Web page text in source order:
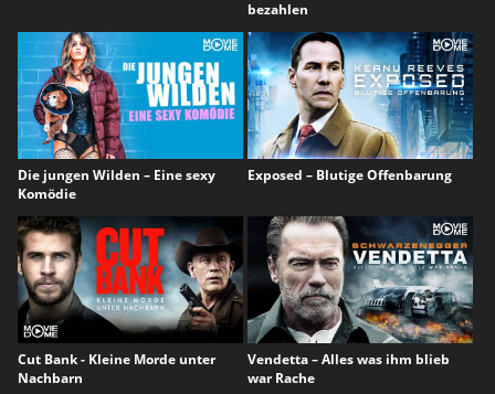
bezahlen
Die jungen Wilden – Eine sexy
Komödie
Exposed – Blutige Offenbarung
Cut Bank - Kleine Morde unter
Nachbarn
Vendetta – Alles was ihm blieb
war Rache